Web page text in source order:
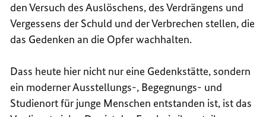
den Versuch des Auslöschens, des Verdrängens und
Vergessens der Schuld und der Verbrechen stellen, die
das Gedenken an die Opfer wachhalten.
Dass heute hier nicht nur eine Gedenkstätte, sondern
ein moderner Ausstellungs-, Begegnungs- und
Studienort für junge Menschen entstanden ist, ist das